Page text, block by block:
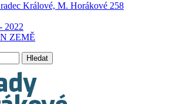
Králové, M. Horákové 258
2022
ZEMĚ
Hledat